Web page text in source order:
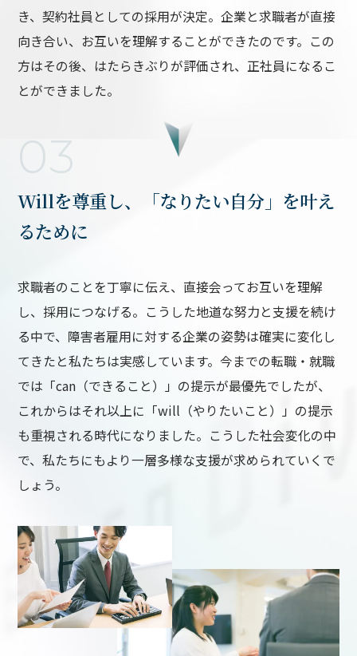
き、契約社員としての採用が決定。企業と求職者が直接
向き合い、お互いを理解することができたのです。この
方はその後、はたらきぶりが評価され、正社員になるこ
とができました。
03
Willを尊重し、「なりたい自分」を叶え
るために
求職者のことを丁寧に伝え、直接会ってお互いを理解
し、採用につなげる。こうした地道な努力と支援を続け
る中で、障害者雇用に対する企業の姿勢は確実に変化し
てきたと私たちは実感しています。今までの転職・就職
では「can（できること）」の提示が最優先でしたが、
これからはそれ以上に「will（やりたいこと）」の提示
も重視される時代になりました。こうした社会変化の中
で、私たちにもより一層多様な支援が求められていくで
しょう。